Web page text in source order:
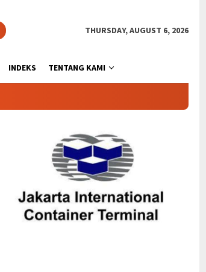
THURSDAY, AUGUST 6, 2026
INDEKS TENTANG KAMI